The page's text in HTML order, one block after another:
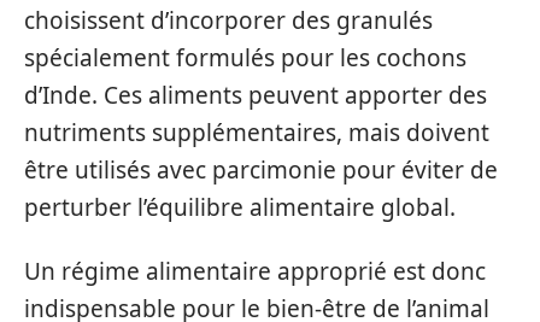
choisissent d’incorporer des granulés
spécialement formulés pour les cochons
d’Inde. Ces aliments peuvent apporter des
nutriments supplémentaires, mais doivent
être utilisés avec parcimonie pour éviter de
perturber l’équilibre alimentaire global.
Un régime alimentaire approprié est donc
indispensable pour le bien-être de l’animal